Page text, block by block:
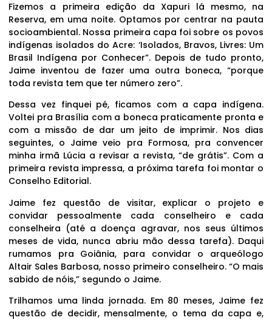
Fizemos a primeira edição da Xapuri lá mesmo, na
Reserva, em uma noite. Optamos por centrar na pauta
socioambiental. Nossa primeira capa foi sobre os povos
indígenas isolados do Acre: ‘Isolados, Bravos, Livres: Um
Brasil Indígena por Conhecer”. Depois de tudo pronto,
Jaime inventou de fazer uma outra boneca, “porque
toda revista tem que ter número zero”.
Dessa vez finquei pé, ficamos com a capa indígena.
Voltei pra Brasília com a boneca praticamente pronta e
com a missão de dar um jeito de imprimir. Nos dias
seguintes, o Jaime veio pra Formosa, pra convencer
minha irmã Lúcia a revisar a revista, “de grátis”. Com a
primeira revista impressa, a próxima tarefa foi montar o
Conselho Editorial.
Jaime fez questão de visitar, explicar o projeto e
convidar pessoalmente cada conselheiro e cada
conselheira (até a doença agravar, nos seus últimos
meses de vida, nunca abriu mão dessa tarefa). Daqui
rumamos pra Goiânia, para convidar o arqueólogo
Altair Sales Barbosa, nosso primeiro conselheiro. “O mais
sabido de nóis,” segundo o Jaime.
Trilhamos uma linda jornada. Em 80 meses, Jaime fez
questão de decidir, mensalmente, o tema da capa e,